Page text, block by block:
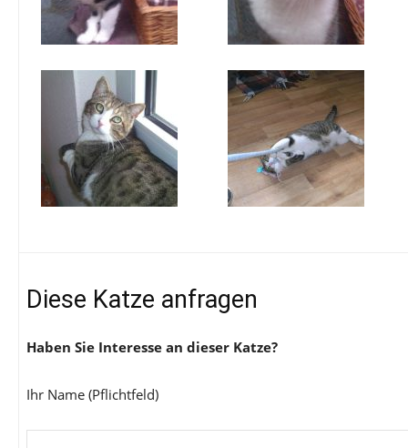
Diese Katze anfragen
Haben Sie Interesse an dieser Katze?
Ihr Name (Pflichtfeld)